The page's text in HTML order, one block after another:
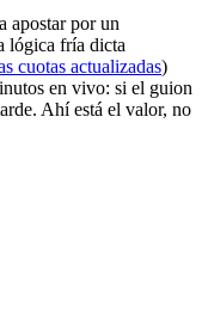
apostar por un
lógica fría dicta
cuotas actualizadas)
en vivo: si el guion
Ahí está el valor, no